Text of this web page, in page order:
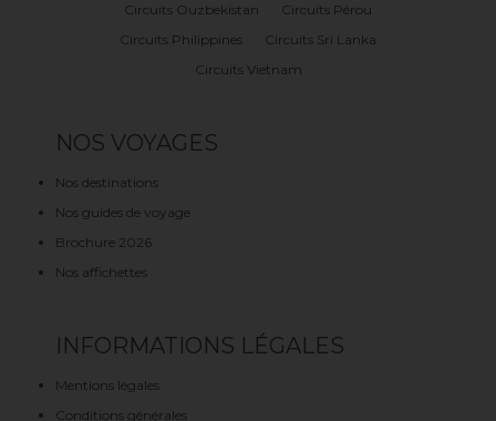
Circuits Ouzbekistan
Circuits Pérou
Circuits Philippines
Circuits Sri Lanka
Circuits Vietnam
NOS VOYAGES
Nos destinations
Nos guides de voyage
Brochure 2026
Nos affichettes
INFORMATIONS LÉGALES
Mentions légales
Conditions générales